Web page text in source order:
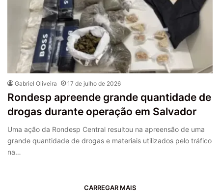
Gabriel Oliveira 17 de julho de 2026
Rondesp apreende grande quantidade de
drogas durante operação em Salvador
Uma ação da Rondesp Central resultou na apreensão de uma
grande quantidade de drogas e materiais utilizados pelo tráfico
na…
CARREGAR MAIS